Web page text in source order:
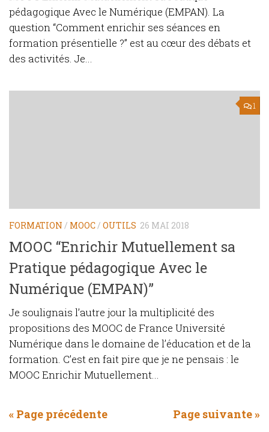
pédagogique Avec le Numérique (EMPAN). La
question “Comment enrichir ses séances en
formation présentielle ?” est au cœur des débats et
des activités. Je...
1
FORMATION / MOOC/ OUTILS 26 MAI 2018
MOOC “Enrichir Mutuellement sa
Pratique pédagogique Avec le
Numérique (EMPAN)”
Je soulignais l’autre jour la multiplicité des
propositions des MOOC de France Université
Numérique dans le domaine de l’éducation et de la
formation. C’est en fait pire que je ne pensais : le
MOOC Enrichir Mutuellement...
« Page précédente Page suivante »